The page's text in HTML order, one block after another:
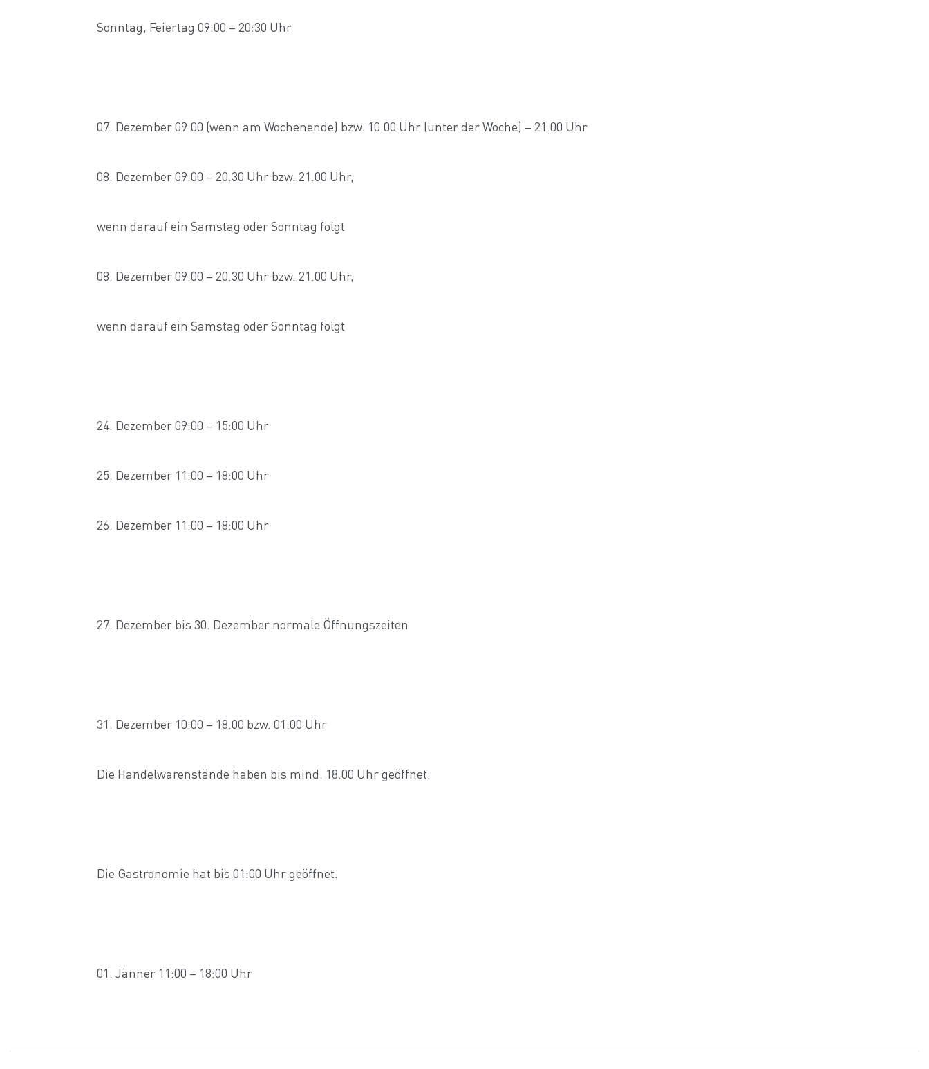
Sonntag, Feiertag 09:00 – 20:30 Uhr
07. Dezember 09.00 (wenn am Wochenende) bzw. 10.00 Uhr (unter der Woche) – 21.00 Uhr
08. Dezember 09.00 – 20.30 Uhr bzw. 21.00 Uhr,
wenn darauf ein Samstag oder Sonntag folgt
08. Dezember 09.00 – 20.30 Uhr bzw. 21.00 Uhr,
wenn darauf ein Samstag oder Sonntag folgt
24. Dezember 09:00 – 15:00 Uhr
25. Dezember 11:00 – 18:00 Uhr
26. Dezember 11:00 – 18:00 Uhr
27. Dezember bis 30. Dezember normale Öffnungszeiten
31. Dezember 10:00 – 18.00 bzw. 01:00 Uhr
Die Handelwarenstände haben bis mind. 18.00 Uhr geöffnet.
Die Gastronomie hat bis 01:00 Uhr geöffnet.
01. Jänner 11:00 – 18:00 Uhr